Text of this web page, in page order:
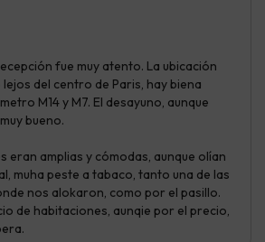
fue muy atento. La ubicación
lejos del centro de Paris, hay biena
M14 y M7. El desayuno, aunque
bueno.
eran amplias y cómodas, aunque olían
muha peste a tabaco, tanto una de las
nos alokaron, como por el pasillo.
de habitaciones, aunqie por el precio,